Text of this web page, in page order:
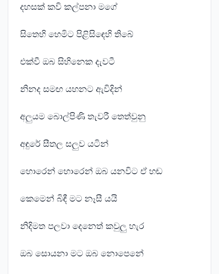
දහසක් කවි කල්පනා මගේ
සිතෙහි හෙමිට පිළිසිඳෙහි තිබේ
එක්වී ඔබ සිහිනෙක දැවටී
නිනද සමඟ යහනට ඇවිදින්
අලුයම බොල්පිණි තැවරී තෙත්වුනු
අඳුරේ සීතල සලුව යටින්
හොරෙන් හොරෙන් ඔබ යනවිට ඒ හඬ
කෙමෙන් බිඳී මට නෑසී යයි
නිදිමත පලවා දෙනෙත් කවුලු හැර
ඔබ සොයනා මට ඔබ නොපෙනේ